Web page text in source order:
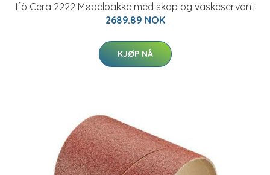
Ifö Cera 2222 Møbelpakke med skap og vaskeservant
2689.89 NOK
KJØP NÅ